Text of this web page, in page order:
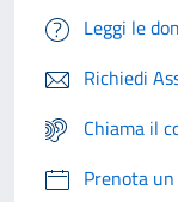
Leggi le
Richiedi
Chiama il
Prenota